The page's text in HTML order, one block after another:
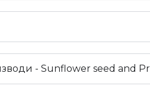
- Sunflower seed and